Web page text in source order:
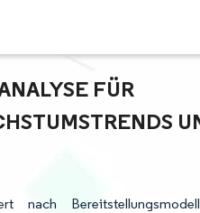
FÜR K
nach